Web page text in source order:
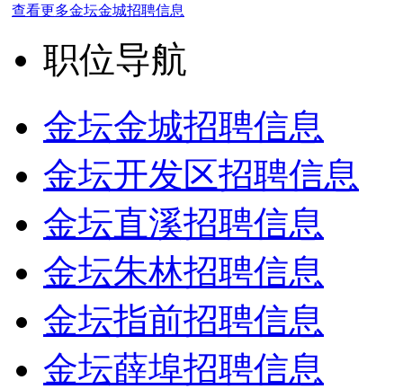
查看更多金坛金城招聘信息
职位导航
金坛金城招聘信息
金坛开发区招聘信息
金坛直溪招聘信息
金坛朱林招聘信息
金坛指前招聘信息
金坛薛埠招聘信息